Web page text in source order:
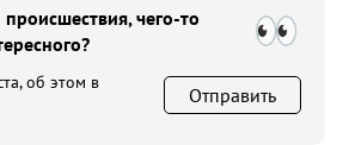
чего-то
об этом в
Отправить